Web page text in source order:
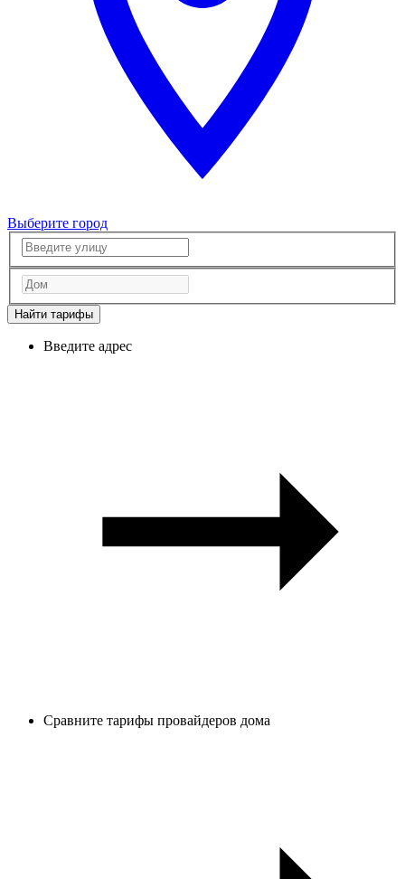
Выберите город
Найти тарифы
Введите адрес
Сравните тарифы провайдеров дома